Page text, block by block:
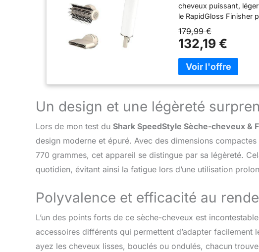
cheveux puissant,
le RapidGloss Finisher
causé par la chaleur.
fini brillant, l'embout de
mèches rebelles grâce
CHEVEUX RAIDES ET
& Turbo Concentrator.
CHALEUR : Le sèche-
températures 1000
fonction Cool Shot fixe
Turbo, Pochette de
179,99 €
132,19 €
Un design et une légèreté
Lors de mon test du Shark SpeedStyle Sèche-cheveux &
design moderne et épuré. Avec des dimensions
770 grammes, cet appareil se distingue par sa légèreté.
quotidien, évitant ainsi la fatigue lors d’une utilisation
Polyvalence et efficacité au
L’un des points forts de ce sèche-cheveux est
accessoires différents qui permettent d’adapter
ayez les cheveux lisses, bouclés ou ondulés, chacun